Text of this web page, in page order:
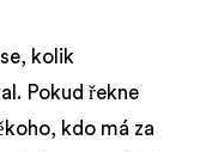
kolik
Pokud řekne
kdo má za